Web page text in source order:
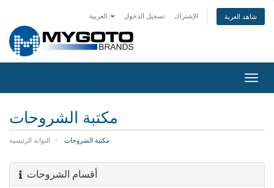
تسجيل الدخول الإشتراك شاهد العربة
تبديل
التنقل
مكتبة الشروحات
البوابة الرئيسية مكتبة الشروحات
أقسام الشروحات